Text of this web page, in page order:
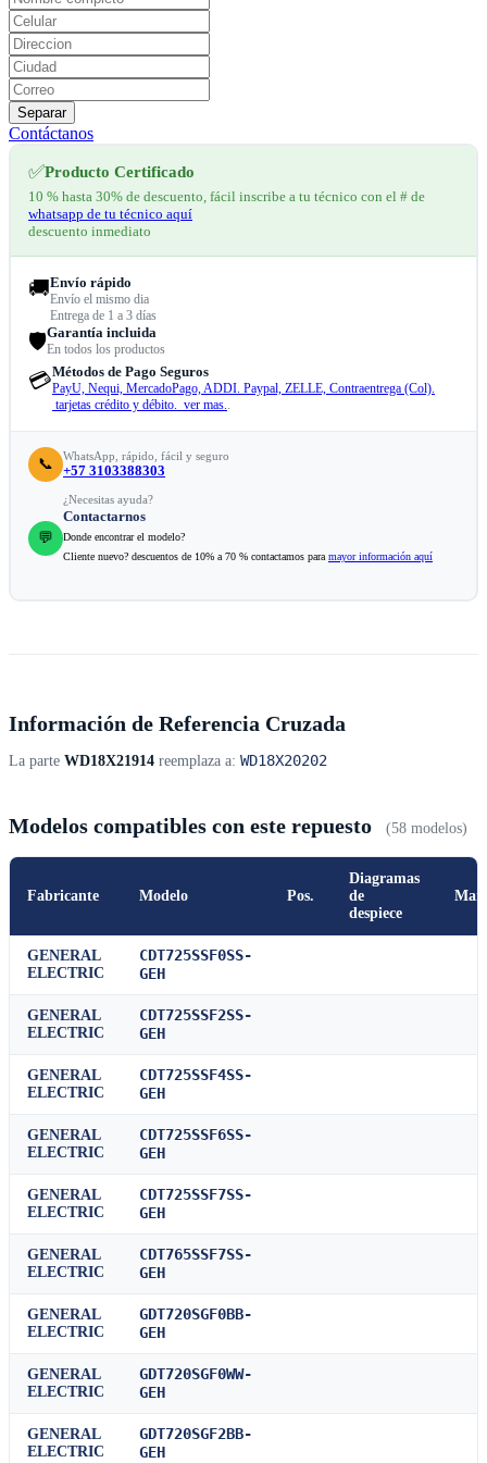
Separar
Contáctanos
✅Producto Certificado
10 % hasta 30% de descuento, fácil inscribe a tu técnico con el # de
whatsapp de tu técnico aquí
descuento inmediato
🚚Envío rápido
Envío el mismo dia
Entrega de 1 a 3 días
🛡️Garantía incluida
En todos los productos
💳Métodos de Pago Seguros
PayU, Nequi, MercadoPago, ADDI. Paypal, ZELLE, Contraentrega (Col).
tarjetas crédito y débito. ver mas..
📞 WhatsApp, rápido, fácil y seguro
+57 3103388303
💬
¿Necesitas ayuda?
Contactarnos
Donde encontrar el modelo?
Cliente nuevo? descuentos de 10% a 70 % contactamos para mayor información aquí
Información de Referencia Cruzada
La parte WD18X21914 reemplaza a: WD18X20202
Modelos compatibles con este repuesto (58 modelos)
Fabricante Modelo Pos.
Diagramas
de
despiece
GENERAL
ELECTRIC
CDT725SSF0SS-
GEH
GENERAL
ELECTRIC
CDT725SSF2SS-
GEH
GENERAL
ELECTRIC
CDT725SSF4SS-
GEH
GENERAL
ELECTRIC
CDT725SSF6SS-
GEH
GENERAL
ELECTRIC
CDT725SSF7SS-
GEH
GENERAL
ELECTRIC
CDT765SSF7SS-
GEH
GENERAL
ELECTRIC
GDT720SGF0BB-
GEH
GENERAL
ELECTRIC
GDT720SGF0WW-
GEH
GENERAL
ELECTRIC
GDT720SGF2BB-
GEH